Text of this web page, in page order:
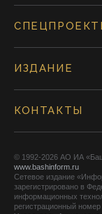
ИЗДАНИЕ
КОНТАКТЫ
© 1992-2026 АО ИА
www.bashinform.ru
Сетевое издание
зарегистрировано в
информационных
регистрационный